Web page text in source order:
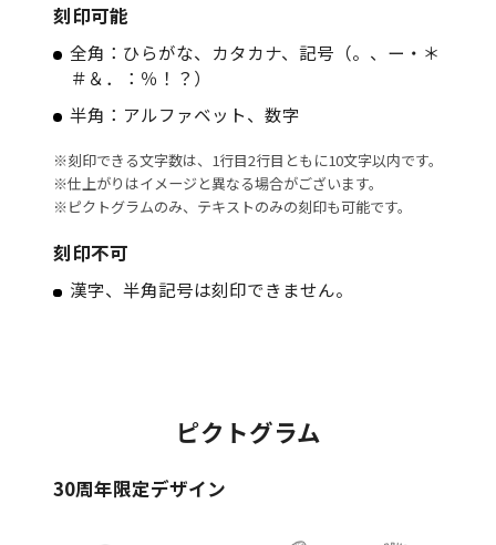
刻印可能
全角：ひらがな、カタカナ、記号（。、ー・＊
＃＆．：％！？）
半角：アルファベット、数字
※刻印できる文字数は、1行目2行目ともに10文字以内です。
※仕上がりはイメージと異なる場合がございます。
※ピクトグラムのみ、テキストのみの刻印も可能です。
刻印不可
漢字、半角記号は刻印できません。
ピクトグラム
30周年限定デザイン